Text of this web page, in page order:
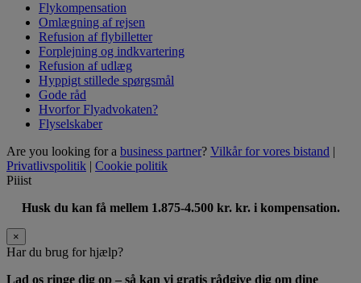
Flykompensation
Omlægning af rejsen
Refusion af flybilletter
Forplejning og indkvartering
Refusion af udlæg
Hyppigt stillede spørgsmål
Gode råd
Hvorfor Flyadvokaten?
Flyselskaber
Are you looking for a business partner? Vilkår for vores bistand |
Privatlivspolitik | Cookie politik
Piiist
Husk du kan få mellem 1.875-4.500 kr. kr. i kompensation.
×
Har du brug for hjælp?
Lad os ringe dig op – så kan vi gratis rådgive dig om dine